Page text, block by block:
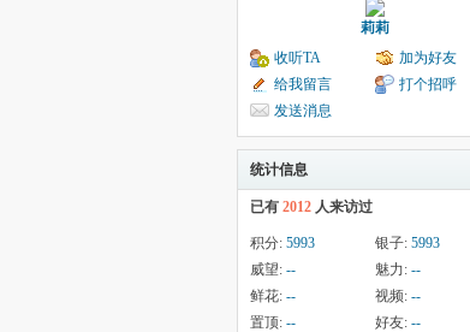
莉莉
收听TA
加为好友
给我留言
打个招呼
发送消息
统计信息
已有 2012 人来访过
积分: 5993 银子: 5993
威望: -- 魅力: --
鲜花: -- 视频: --
置顶: -- 好友: --